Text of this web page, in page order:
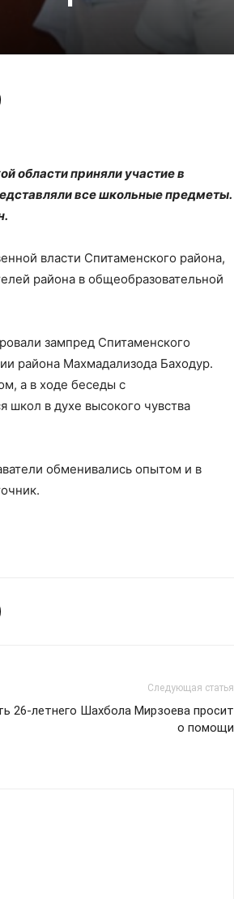
области приняли участие в
все школьные предметы.
власти Спитаменского района,
района в общеобразовательной
зампред Спитаменского
района Махмадализода Баходур.
а в ходе беседы с
школ в духе высокого чувства
обменивались опытом и в
Следующая статья
26-летнего Шахбола Мирзоева просит
о помощи